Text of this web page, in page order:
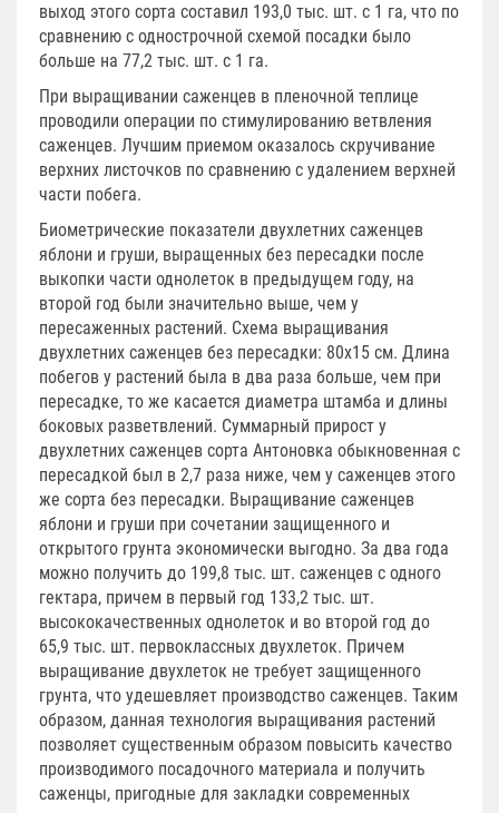
выход этого сорта составил 193,0 тыс. шт. с 1 га, что по
сравнению с однострочной схемой посадки было
больше на 77,2 тыс. шт. с 1 га.
При выращивании саженцев в пленочной теплице
проводили операции по стимулированию ветвления
саженцев. Лучшим приемом оказалось скручивание
верхних листочков по сравнению с удалением верхней
части побега.
Биометрические показатели двухлетних саженцев
яблони и груши, выращенных без пересадки после
выкопки части однолеток в предыдущем году, на
второй год были значительно выше, чем у
пересаженных растений. Схема выращивания
двухлетних саженцев без пересадки: 80х15 см. Длина
побегов у растений была в два раза больше, чем при
пересадке, то же касается диаметра штамба и длины
боковых разветвлений. Суммарный прирост у
двухлетних саженцев сорта Антоновка обыкновенная с
пересадкой был в 2,7 раза ниже, чем у саженцев этого
же сорта без пересадки. Выращивание саженцев
яблони и груши при сочетании защищенного и
открытого грунта экономически выгодно. За два года
можно получить до 199,8 тыс. шт. саженцев с одного
гектара, причем в первый год 133,2 тыс. шт.
высококачественных однолеток и во второй год до
65,9 тыс. шт. первоклассных двухлеток. Причем
выращивание двухлеток не требует защищенного
грунта, что удешевляет производство саженцев. Таким
образом, данная технология выращивания растений
позволяет существенным образом повысить качество
производимого посадочного материала и получить
саженцы, пригодные для закладки современных